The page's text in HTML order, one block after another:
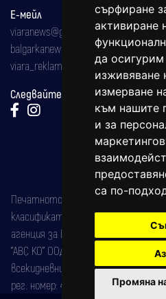
сърфиране
активиране
да
изживяване
измерване
към нашите
и за
са по-
Промяна
Е-мейл
viaranews@gmail.com
balgarkanews@gmail.com
viara_reklama@mail.bg
Следвайте ни:
Печатното издание на вестника е
класификатор на печатните
агенция за ISSN) под номер: ISSN
"АВС КО" ООД е притежател на
всекидневник на югозападна
рег. номер: 47857/11.05.2004 година.